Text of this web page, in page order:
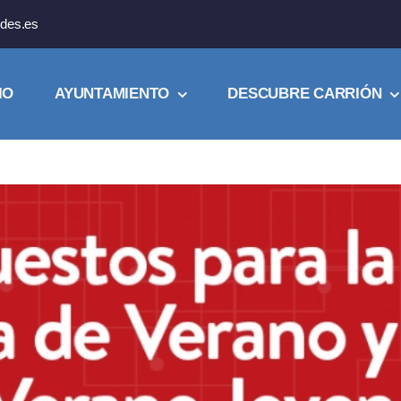
AYUNTAMIENTO DESCUBRE CARRIÓN